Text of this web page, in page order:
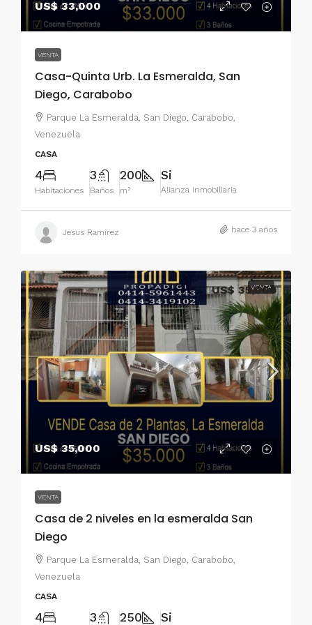
US$ 33,000
VENTA
Casa-Quinta Urb. La Esmeralda, San
Diego, Carabobo
Parque La Esmeralda, San Diego, Carabobo,
Venezuela
CASA
4
Habitaciones
3
Baños
200
m²
Si
Alianza Inmobiliaria
Jesus Ramírez hace 3 años
VENTA
US$ 35,000
VENTA
Casa de 2 niveles en la esmeralda San
Diego
US$ 35,000
Parque La Esmeralda, San Diego, Carabobo,
Venezuela
CASA
4 3 250 Si